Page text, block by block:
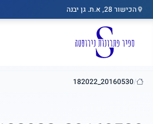
דלג לתוכן הראשי
הכישור 28, א.ת. גן יבנה
בית
/
20160530_182022